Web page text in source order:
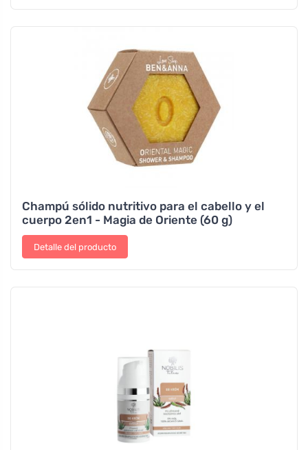
Champú sólido nutritivo para el cabello y el
cuerpo 2en1 - Magia de Oriente (60 g)
Detalle del producto